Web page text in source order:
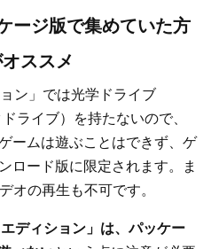
ージ版で集めていた方
ススメ
ン」では光学ドライブ
ライブ）を持たないので、
ームは遊ぶことはできず、ゲ
ロード版に限定されます。ま
オの再生も不可です。
エディション」は、パッケー